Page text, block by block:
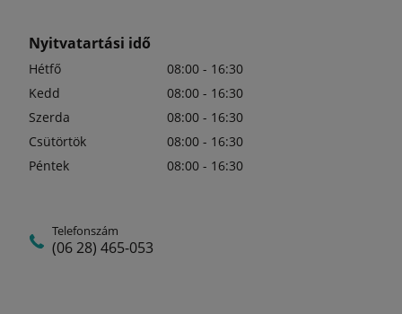
Nyitvatartási idő
Hétfő
08:00 - 16:30
Kedd
08:00 - 16:30
Szerda
08:00 - 16:30
Csütörtök
08:00 - 16:30
Péntek
08:00 - 16:30
Telefonszám
(06 28) 465-053